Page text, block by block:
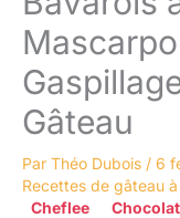
Gâteau
Par Théo Dubois / 6
Recettes de gâteau
Cheflee